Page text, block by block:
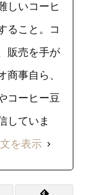
しいコーヒ
ること。コ
販売を手が
商事自ら、
コーヒー豆
していま
を表示